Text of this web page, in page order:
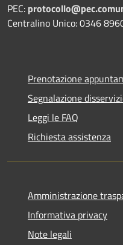
PEC:
Centralino Unico: 0346
Prenotazione
Segnalazione
Leggi le FAQ
Richiesta assistenza
Amministrazione
Informativa privacy
Note legali